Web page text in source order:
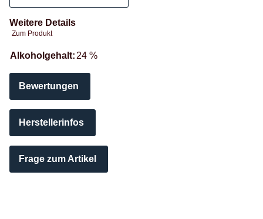
Weitere Details
Zum Produkt
Produkteigenschaft
Wert
Alkoholgehalt: 24 %
Bewertungen
Herstellerinfos
Frage zum Artikel